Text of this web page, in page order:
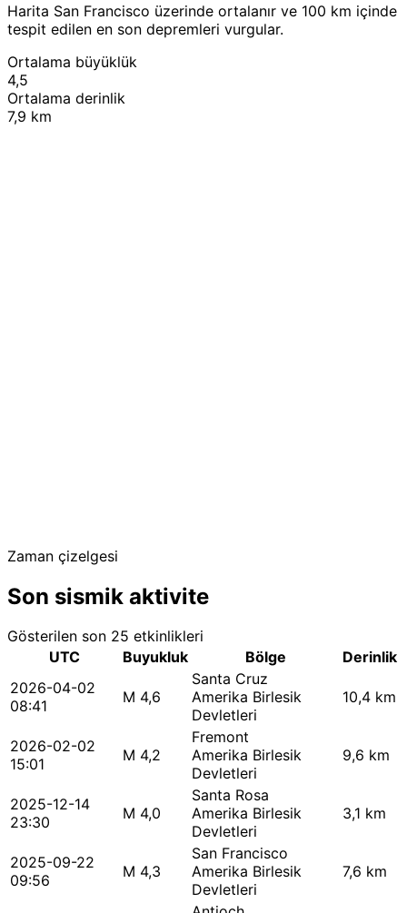
Harita San Francisco üzerinde ortalanır ve 100 km içinde
tespit edilen en son depremleri vurgular.
Ortalama büyüklük
4,5
Ortalama derinlik
7,9 km
Zaman çizelgesi
Son sismik aktivite
Gösterilen son 25 etkinlikleri
UTC
Buyukluk Bölge
Derinlik
2026-04-02
08:41
M 4,6
Santa Cruz
Amerika Birlesik
Devletleri
10,4 km
2026-02-02
15:01
M 4,2
Fremont
Amerika Birlesik
Devletleri
9,6 km
2025-12-14
23:30
M 4,0
Santa Rosa
Amerika Birlesik
Devletleri
3,1 km
2025-09-22
09:56
M 4,3
San Francisco
Amerika Birlesik
Devletleri
7,6 km